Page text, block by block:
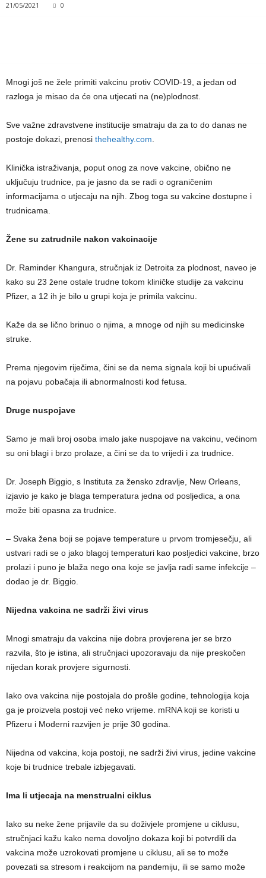
21/05/2021 0
Mnogi još ne žele primiti vakcinu protiv COVID-19, a jedan od
razloga je misao da će ona utjecati na (ne)plodnost.
Sve važne zdravstvene institucije smatraju da za to do danas ne
postoje dokazi, prenosi thehealthy.com.
Klinička istraživanja, poput onog za nove vakcine, obično ne
uključuju trudnice, pa je jasno da se radi o ograničenim
informacijama o utjecaju na njih. Zbog toga su vakcine dostupne i
trudnicama.
Žene su zatrudnile nakon vakcinacije
Dr. Raminder Khangura, stručnjak iz Detroita za plodnost, naveo je
kako su 23 žene ostale trudne tokom kliničke studije za vakcinu
Pfizer, a 12 ih je bilo u grupi koja je primila vakcinu.
Kaže da se lično brinuo o njima, a mnoge od njih su medicinske
struke.
Prema njegovim riječima, čini se da nema signala koji bi upućivali
na pojavu pobačaja ili abnormalnosti kod fetusa.
Druge nuspojave
Samo je mali broj osoba imalo jake nuspojave na vakcinu, većinom
su oni blagi i brzo prolaze, a čini se da to vrijedi i za trudnice.
Dr. Joseph Biggio, s Instituta za žensko zdravlje, New Orleans,
izjavio je kako je blaga temperatura jedna od posljedica, a ona
može biti opasna za trudnice.
– Svaka žena boji se pojave temperature u prvom tromjesečju, ali
ustvari radi se o jako blagoj temperaturi kao posljedici vakcine, brzo
prolazi i puno je blaža nego ona koje se javlja radi same infekcije –
dodao je dr. Biggio.
Nijedna vakcina ne sadrži živi virus
Mnogi smatraju da vakcina nije dobra provjerena jer se brzo
razvila, što je istina, ali stručnjaci upozoravaju da nije preskočen
nijedan korak provjere sigurnosti.
Iako ova vakcina nije postojala do prošle godine, tehnologija koja
ga je proizvela postoji već neko vrijeme. mRNA koji se koristi u
Pfizeru i Moderni razvijen je prije 30 godina.
Nijedna od vakcina, koja postoji, ne sadrži živi virus, jedine vakcine
koje bi trudnice trebale izbjegavati.
Ima li utjecaja na menstrualni ciklus
Iako su neke žene prijavile da su doživjele promjene u ciklusu,
stručnjaci kažu kako nema dovoljno dokaza koji bi potvrdili da
vakcina može uzrokovati promjene u ciklusu, ali se to može
povezati sa stresom i reakcijom na pandemiju, ili se samo može